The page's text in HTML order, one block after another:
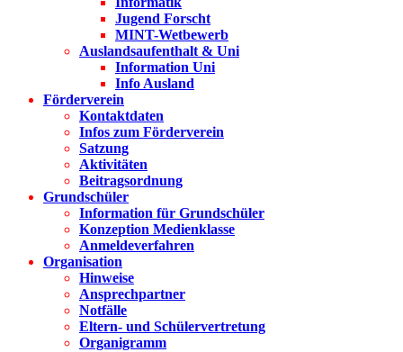
Jugend Forscht
MINT-Wetbewerb
Auslandsaufenthalt & Uni
Information Uni
Info Ausland
Förderverein
Kontaktdaten
Infos zum Förderverein
Satzung
Aktivitäten
Beitragsordnung
Grundschüler
Information für Grundschüler
Konzeption Medienklasse
Anmeldeverfahren
Organisation
Hinweise
Ansprechpartner
Notfälle
Eltern- und Schülervertretung
Organigramm